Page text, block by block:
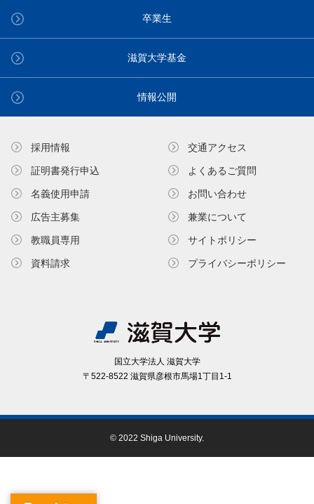
卒業生
滋賀大学基金
情報公開
国⽴⼤学法⼈ 滋賀⼤学
〒522-8522 滋賀県彦根市⾺場1丁⽬1-1
採用情報
証明書発⾏申込
名義使⽤申請
広告主募集
教職員専⽤
資料請求
交通アクセス
よくあるご質問
お問い合わせ
兼業について
サイトポリシー
プライバシーポリシー
© 2022 Shiga University.